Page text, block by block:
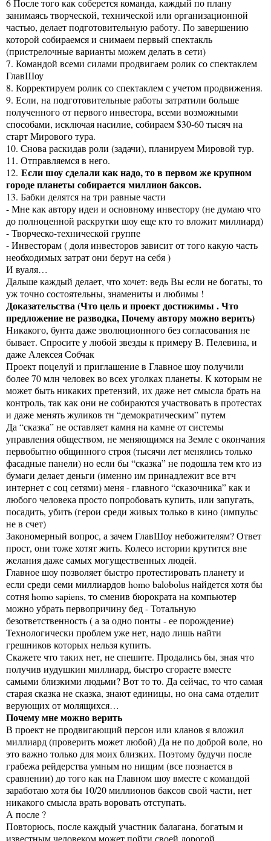
6 После того как соберется команда, каждый по плану
занимаясь творческой, технической или организационной
частью, делает подготовительную работу. По завершению
которой собираемся и снимаем первый спектакль
(пристрелочные варианты можем делать в сети)
7. Командой всеми силами продвигаем ролик со спектаклем
ГлавШоу
8. Корректируем ролик со спектаклем с учетом продвижения.
9. Если, на подготовительные работы затратили больше
полученного от первого инвестора, всеми возможными
способами, исключая насилие, собираем $30-60 тысяч на
старт Мирового тура.
10. Снова раскидав роли (задачи), планируем Мировой тур.
11. Отправляемся в него.
12. Если шоу сделали как надо, то в первом же крупном
городе планеты собирается миллион баксов.
13. Бабки делятся на три равные части
- Мне как автору идеи и основному инвестору (не думаю что
до полноценной раскрутки шоу еще кто то вложит миллиард)
- Творческо-технической группе
- Инвесторам ( доля инвесторов зависит от того какую часть
необходимых затрат они берут на себя )
И вуаля…
Дальше каждый делает, что хочет: ведь Вы если не богаты, то
уж точно состоятельны, знамениты и любимы !
Доказательства (Что цель и проект достижимы . Что
предложение не разводка, Почему автору можно верить)
Никакого, бунта даже эволюционного без согласования не
бывает. Спросите у любой звезды к примеру В. Пелевина, и
даже Алексея Собчак
Проект поцелуй и приглашение в Главное шоу получили
более 70 млн человек во всех уголках планеты. К которым не
может быть никаких претензий, их даже нет смысла брать на
контроль, так как они не собираются участвовать в протестах
и даже менять жуликов тн “демократическим” путем
Да “сказка” не оставляет камня на камне от системы
управления обществом, не меняющимся на Земле с окончания
первобытно общинного строя (тысячи лет менялись только
фасадные панели) но если бы “сказка” не подошла тем кто из
бумаги делает деньги (именно им принадлежит все втч
интернет с соц сетями) меня - главного “сказочника” как и
любого человека просто попробовать купить, или запугать,
посадить, убить (герои среди живых только в кино (импульс
не в счет)
Закономерный вопрос, а зачем ГлавШоу небожителям? Ответ
прост, они тоже хотят жить. Колесо истории крутится вне
желания даже самых могущественных людей.
Главное шоу позволяет быстро протестировать планету и
если среди семи миллиардов homo balobolus найдется хотя бы
сотня homo sapiens, то сменив бюрократа на компьютер
можно убрать первопричину бед - Тотальную
безответственность ( а за одно понты - ее порождение)
Технологически проблем уже нет, надо лишь найти
грешников которых нельзя купить.
Скажете что таких нет, не спешите. Продались бы, зная что
получив иудушкин миллиард, быстро сгораете вместе
самыми близкими людьми? Вот то то. Да сейчас, то что самая
старая сказка не сказка, знают единицы, но она сама отделит
верующих от молящихся…
Почему мне можно верить
В проект не продвигающий персон или кланов я вложил
миллиард (проверить может любой) Да не по доброй воле, но
это важно только для моих близких. Поэтому будучи после
грабежа рейдерства умным но нищим (все познается в
сравнении) до того как на Главном шоу вместе с командой
заработаю хотя бы 10/20 миллионов баксов свой части, нет
никакого смысла врать воровать отступать.
А после ?
Повторюсь, после каждый участник балагана, богатым и
известным человеком может пойти своей дорогой